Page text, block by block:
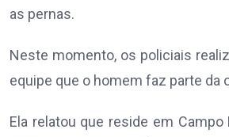
as pernas.
Neste momento, os policiais
equipe que o homem faz parte da
Ela relatou que reside em